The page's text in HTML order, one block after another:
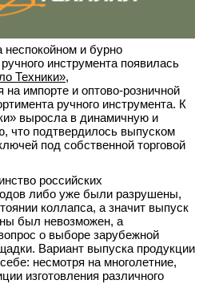
неспокойном и бурно
инструмента появилась
Техники»,
импорте и оптово-розничной
ручного инструмента. К
выросла в динамичную и
что подтвердилось выпуском
под собственной торговой
российских
либо уже были разрушены,
коллапса, а значит выпуск
был невозможен, а
о выборе зарубежной
Вариант выпуска продукции
несмотря на многолетние,
изготовления различного